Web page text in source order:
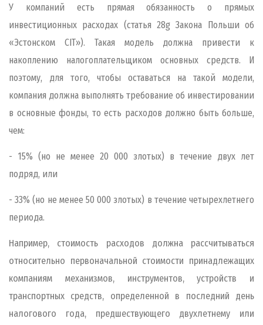
У компаний есть прямая обязанность о прямых
инвестиционных расходах (статья 28g Закона Польши об
«Эстонском CIT»). Такая модель должна привести к
накоплению налогоплательщиком основных средств. И
поэтому, для того, чтобы оставаться на такой модели,
компания должна выполнять требование об инвестировании
в основные фонды, то есть расходов должно быть больше,
чем:
- 15% (но не менее 20 000 злотых) в течение двух лет
подряд, или
- 33% (но не менее 50 000 злотых) в течение четырехлетнего
периода.
Например, стоимость расходов должна рассчитываться
относительно первоначальной стоимости принадлежащих
компаниям механизмов, инструментов, устройств и
транспортных средств, определенной в последний день
налогового года, предшествующего двухлетнему или